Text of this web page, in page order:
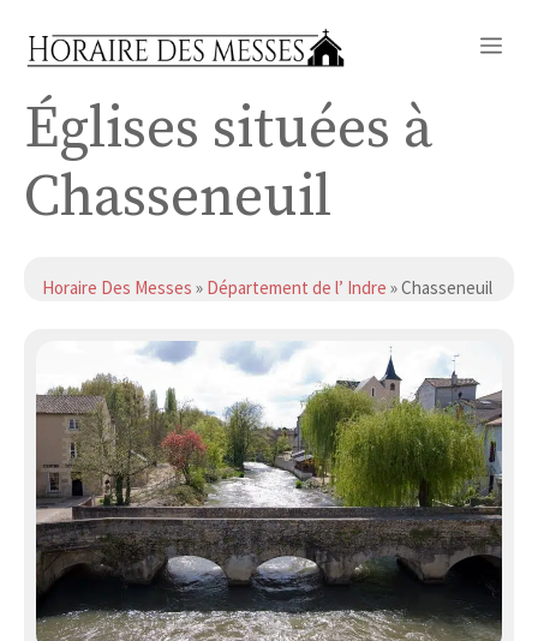
Églises situées à
Chasseneuil
Horaire Des Messes » Département de l’ Indre » Chasseneuil